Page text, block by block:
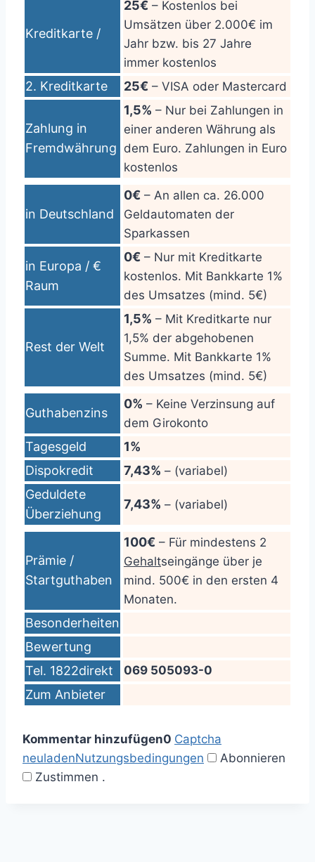
Kreditkarte /
25€ – Kostenlos bei
Umsätzen über 2.000€ im
Jahr bzw. bis 27 Jahre
immer kostenlos
2. Kreditkarte 25€ – VISA oder Mastercard
Zahlung in
Fremdwährung
1,5% – Nur bei Zahlungen in
einer anderen Währung als
dem Euro. Zahlungen in Euro
kostenlos
in Deutschland
0€ – An allen ca. 26.000
Geldautomaten der
Sparkassen
in Europa / €
Raum
0€ – Nur mit Kreditkarte
kostenlos. Mit Bankkarte 1%
des Umsatzes (mind. 5€)
Rest der Welt
1,5% – Mit Kreditkarte nur
1,5% der abgehobenen
Summe. Mit Bankkarte 1%
des Umsatzes (mind. 5€)
Guthabenzins
0% – Keine Verzinsung auf
dem Girokonto
Tagesgeld
1%
Dispokredit
7,43% – (variabel)
Geduldete
Überziehung
7,43% – (variabel)
Prämie /
Startguthaben
100€ – Für mindestens 2
Gehaltseingänge über je
mind. 500€ in den ersten 4
Monaten.
Besonderheiten
Bewertung
Tel. 1822direkt
069 505093-0
Zum Anbieter
Kommentar hinzufügen0 Captcha
neuladenNutzungsbedingungen
Abonnieren
Zustimmen .